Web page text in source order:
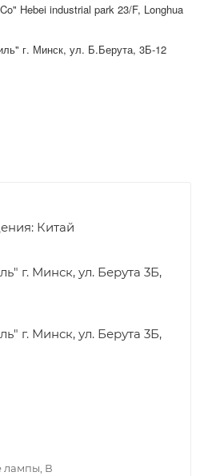
Hebei industrial park 23/F, Longhua
г. Минск, ул. Б.Берута, 3Б-12
Китай
г. Минск, ул. Берута 3Б,
г. Минск, ул. Берута 3Б,
лампы, В